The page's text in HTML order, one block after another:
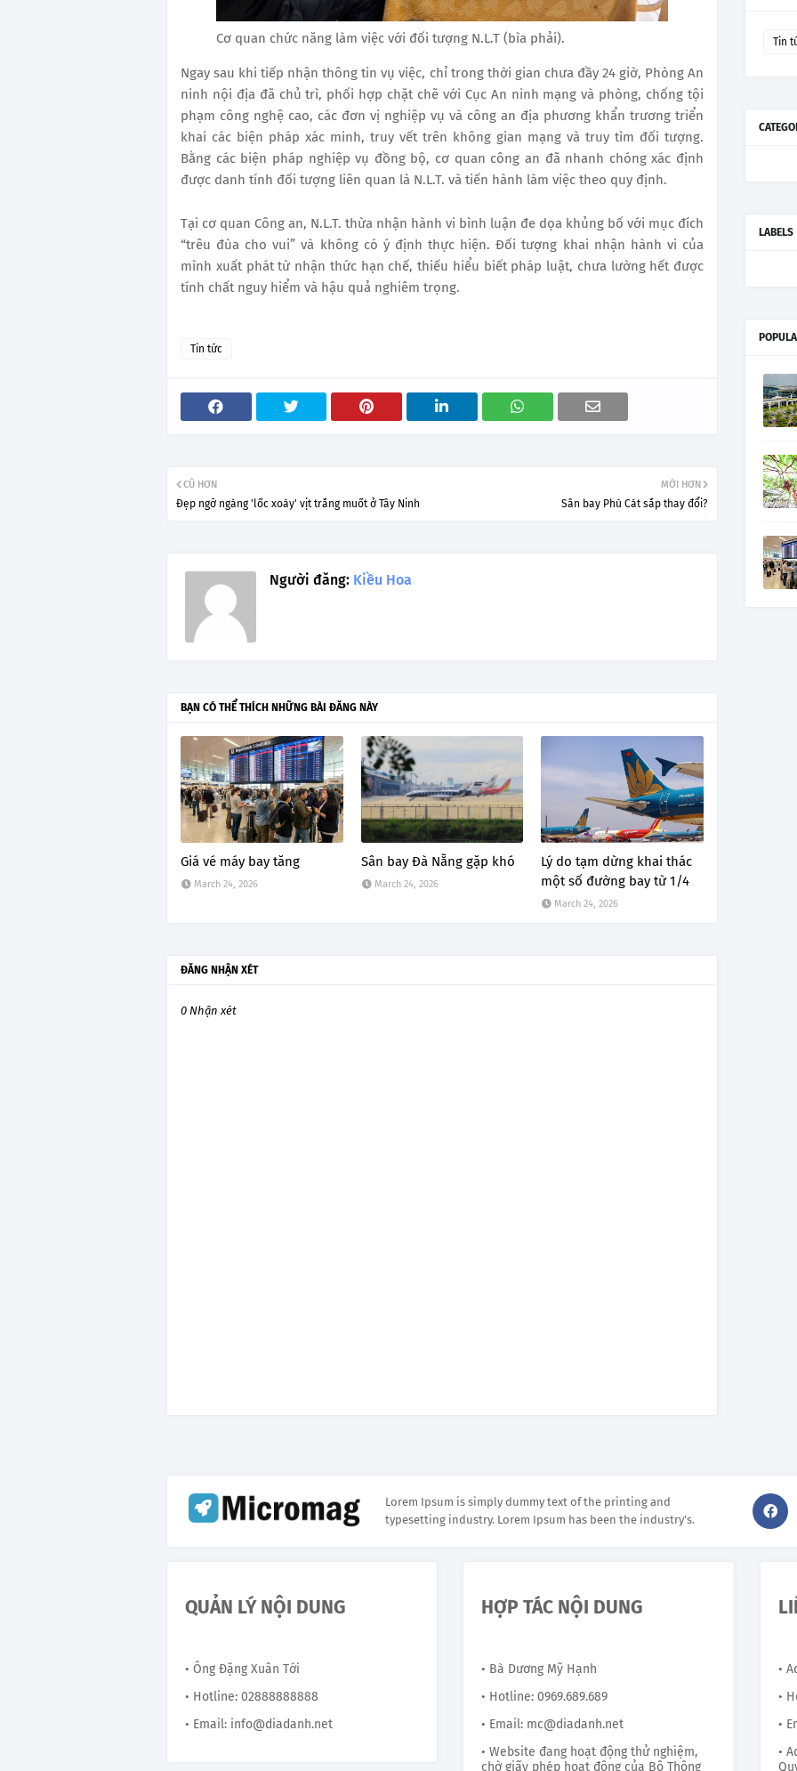
Cơ quan chức năng làm việc với đối tượng N.L.T (bìa phải).
Ngay sau khi tiếp nhận thông tin vụ việc, chỉ trong thời gian chưa đầy 24 giờ, Phòng An
ninh nội địa đã chủ trì, phối hợp chặt chẽ với Cục An ninh mạng và phòng, chống tội
phạm công nghệ cao, các đơn vị nghiệp vụ và công an địa phương khẩn trương triển
khai các biện pháp xác minh, truy vết trên không gian mạng và truy tìm đối tượng.
Bằng các biện pháp nghiệp vụ đồng bộ, cơ quan công an đã nhanh chóng xác định
được danh tính đối tượng liên quan là N.L.T. và tiến hành làm việc theo quy định.
Tại cơ quan Công an, N.L.T. thừa nhận hành vi bình luận đe dọa khủng bố với mục đích
“trêu đùa cho vui” và không có ý định thực hiện. Đối tượng khai nhận hành vi của
mình xuất phát từ nhận thức hạn chế, thiếu hiểu biết pháp luật, chưa lường hết được
tính chất nguy hiểm và hậu quả nghiêm trọng.
Tin tức
MỚI HƠN
Sân bay Phù Cát sắp thay đổi?
CŨ HƠN
Đẹp ngỡ ngàng 'lốc xoáy' vịt trắng muốt ở Tây Ninh
Người đăng: Kiều Hoa
BẠN CÓ THỂ THÍCH NHỮNG BÀI ĐĂNG NÀY
Giá vé máy bay tăng
March 24, 2026
Sân bay Đà Nẵng gặp khó
March 24, 2026
Lý do tạm dừng khai thác
một số đường bay từ 1/4
March 24, 2026
ĐĂNG NHẬN XÉT
0 Nhận xét
Tin
LABELS
Lorem Ipsum is simply dummy text of the printing and
typesetting industry. Lorem Ipsum has been the industry's.
QUẢN LÝ NỘI DUNG
• Ông Đặng Xuân Tới
• Hotline: 02888888888
• Email: info@diadanh.net
HỢP TÁC NỘI DUNG
• Bà Dương Mỹ Hạnh
• Hotline: 0969.689.689
• Email: mc@diadanh.net
• Website đang hoạt động thử nghiệm,
chờ giấy phép hoạt động của Bộ Thông
•
•
•
•